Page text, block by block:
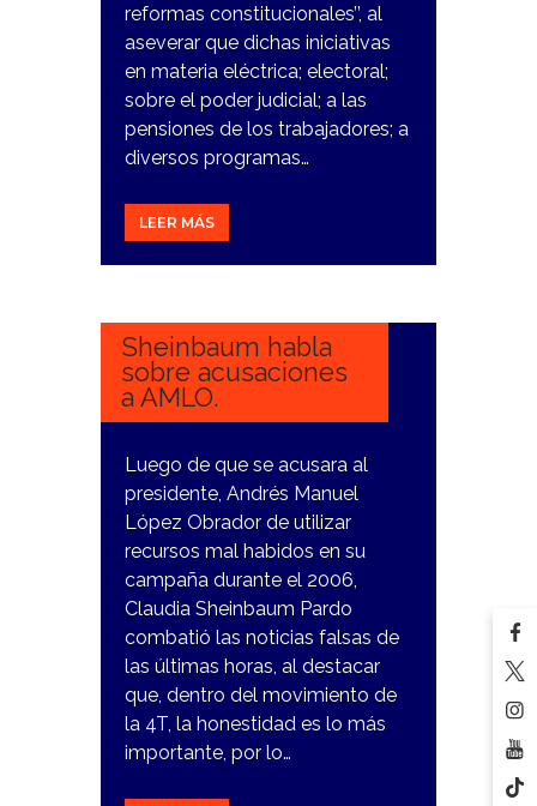
reformas constitucionales’’, al
aseverar que dichas iniciativas
en materia eléctrica; electoral;
sobre el poder judicial; a las
pensiones de los trabajadores; a
diversos programas…
LEER MÁS
1
Sheinbaum habla
sobre acusaciones
a AMLO.
Luego de que se acusara al
presidente, Andrés Manuel
López Obrador de utilizar
recursos mal habidos en su
campaña durante el 2006,
Claudia Sheinbaum Pardo
combatió las noticias falsas de
las últimas horas, al destacar
que, dentro del movimiento de
la 4T, la honestidad es lo más
importante, por lo…